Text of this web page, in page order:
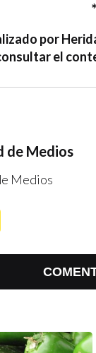
por
el
de Medios
Medios